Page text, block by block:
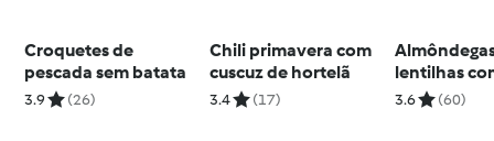
Croquetes de
pescada sem batata
3.9 (26)
Chili primavera com
cuscuz de hortelã
3.4 (17)
lentilhas
vapor
3.6 (60)